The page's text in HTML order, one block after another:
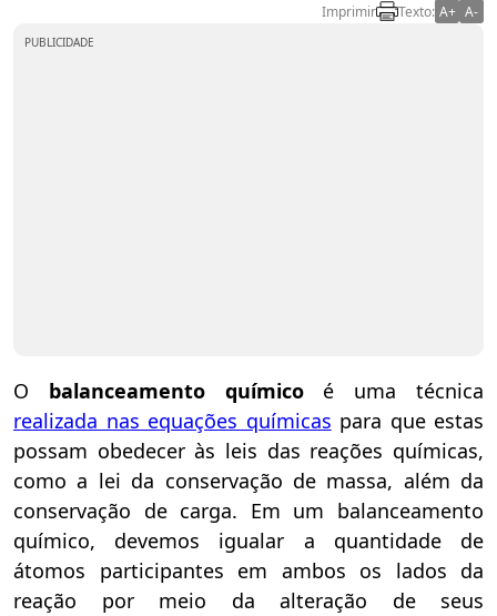
Imprimir Texto: A+ A-
PUBLICIDADE
O balanceamento químicoé uma técnica
realizada nas equações químicas para que estas
possam obedecer às leis das reações químicas,
como a lei da conservação de massa, além da
conservação de carga. Em um balanceamento
químico, devemos igualar a quantidade de
átomos participantes em ambos os lados da
reação por meio da alteração de seus